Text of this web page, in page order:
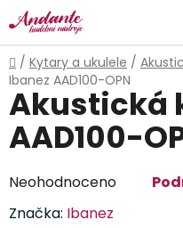
Přejít
na
obsah
Domů
/ Kytary a ukulele /
Ibanez AAD100-OPN
Akustická
AAD100-
Průměrné
produktu
Neohodnoceno
Značka: Ibanez